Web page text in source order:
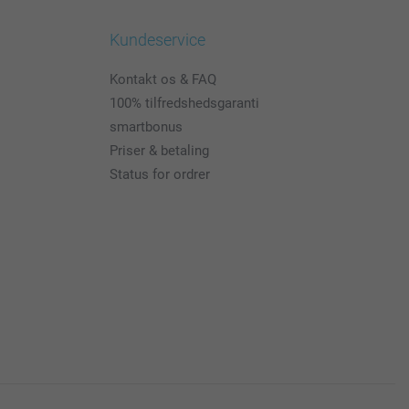
Kundeservice
Kontakt os & FAQ
100% tilfredshedsgaranti
smartbonus
Priser & betaling
Status for ordrer